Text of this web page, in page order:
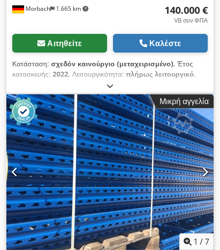
παραστάσεων.
Morbach 1.665 km 140.000 €
VB συν ΦΠΑ
Αιτηθείτε Καλέστε
Κατάσταση: σχεδόν καινούργιο (μεταχειρισμένο), Έτος
κατασκευής: 2022, Λειτουργικότητα: πλήρως λειτουργικό,
αριθμός μηχανήματος/οχήματος:
προσφέρεται μηχάνημα παραγωγής χάρτινων τσαντών,
κατασκευασμένο από την εταιρεία GAPS στην Ιταλία. Πλάτος
ρολού: 670-1670 mm Διάμετρος ρολού: 1200 mm Διάμετρος
πυρήνα ρολού: 76 mm Βάρος χαρτιού: 90-140 gr/m² Πλάτος
τσάντας: 240-540 mm Μήκος κοπής με χερούλια: 380-670
mm Πτύχωση: 90-270 mm Ύψος χερούλιου: 100 mm Πλάτος
χερούλιου: 16 mm Μήκος καλυπτικού ετικέτας: 160 mm Ύψος
καλυπτικού ετικέτας: 52 mm Διάμετρος ρολού καλυπτικού:
1200 mm Chjdpfx Aieww T Naoxea Πλάτος ρολού
καλυπτικού: 100 mm Βάρος χαρτιού καλυπτικού: 80-100
gr/m² Μέγιστη ταχύτητα παραγωγής: 120 κύκλοι
Εγκατεστημένη ισχύς: 30 KW Βάρος: 24.500 kg Διαστάσεις
εγκατάστασης: 16.500 x 3.500 x 2.800 mm
Μικρή αγγελία
1 /7